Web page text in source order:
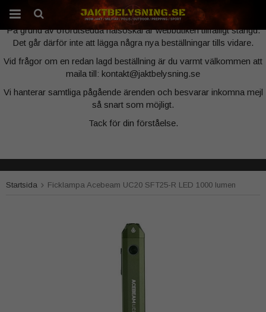
Webbutiken är tillfälligt stängd
På grund av oförutsedda hälsoskäl är webbutiken tillfälligt stängd.
Det går därför inte att lägga några nya beställningar tills vidare.
Vid frågor om en redan lagd beställning är du varmt välkommen att
maila till: kontakt@jaktbelysning.se
Vi hanterar samtliga pågående ärenden och besvarar inkomna mejl
så snart som möjligt.
Tack för din förståelse.
Startsida Ficklampa Acebeam UC20 SFT25-R LED 1000 lumen